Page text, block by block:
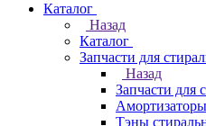
Каталог
Назад
Каталог
Запчасти для
Назад
Запчасти для
Тэны